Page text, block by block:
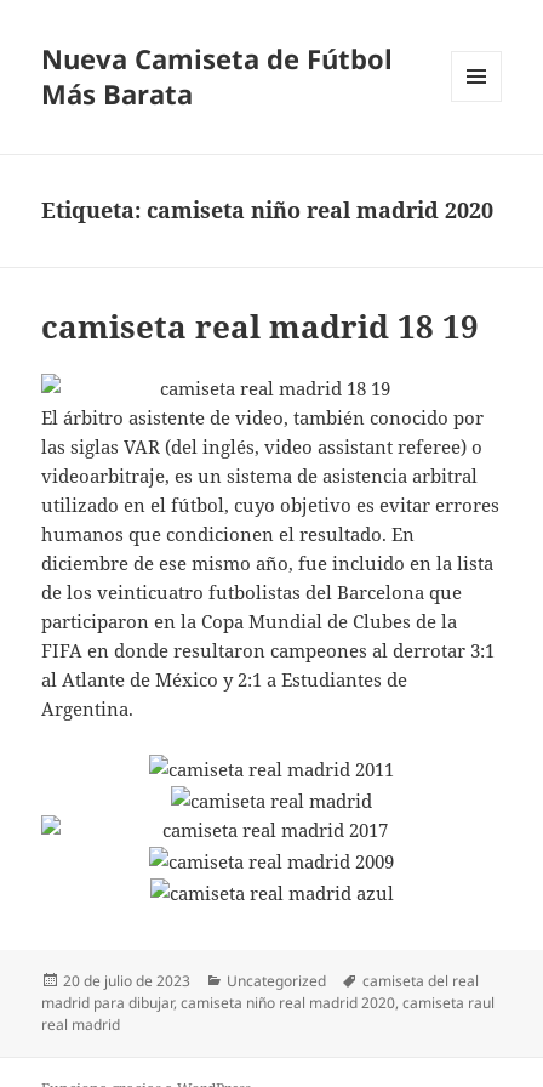
Nueva Camiseta de Fútbol
Más Barata
Etiqueta:camiseta niño real madrid 2020
camiseta real madrid 18 19
El árbitro asistente de video, también conocido por
las siglas VAR (del inglés, video assistant referee) o
videoarbitraje, es un sistema de asistencia arbitral
utilizado en el fútbol, cuyo objetivo es evitar errores
humanos que condicionen el resultado. En
diciembre de ese mismo año, fue incluido en la lista
de los veinticuatro futbolistas del Barcelona que
participaron en la Copa Mundial de Clubes de la
FIFA en donde resultaron campeones al derrotar 3:1
al Atlante de México y 2:1 a Estudiantes de
Argentina.
Publicado
el
20 de julio de 2023 Categorías
Uncategorized Etiquetas
camiseta del real
madrid para dibujar,camiseta niño real madrid 2020,camiseta raul
real madrid